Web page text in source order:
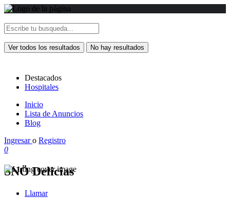
Ver todos los resultados No hay resultados
Destacados
Hospitales
Inicio
Lista de Anuncios
Blog
Ingresaro Registro
0
SNÖ Delicias
Llamar